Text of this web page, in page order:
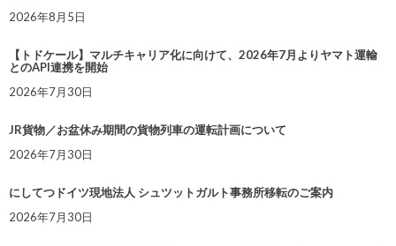
2026年8月5日
【トドケール】マルチキャリア化に向けて、2026年7月よりヤマト運輸
とのAPI連携を開始
2026年7月30日
JR貨物／お盆休み期間の貨物列車の運転計画について
2026年7月30日
にしてつドイツ現地法人 シュツットガルト事務所移転のご案内
2026年7月30日